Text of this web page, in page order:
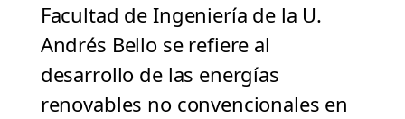
Facultad de Ingeniería de la U.
Andrés Bello se refiere al
desarrollo de las energías
renovables no convencionales en